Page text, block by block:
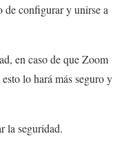
de configurar y unirse a
en caso de que Zoom
lo hará más seguro y
la seguridad.